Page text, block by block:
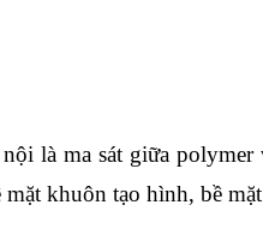
là ma sát giữa
mặt khuôn tạo hình, bề